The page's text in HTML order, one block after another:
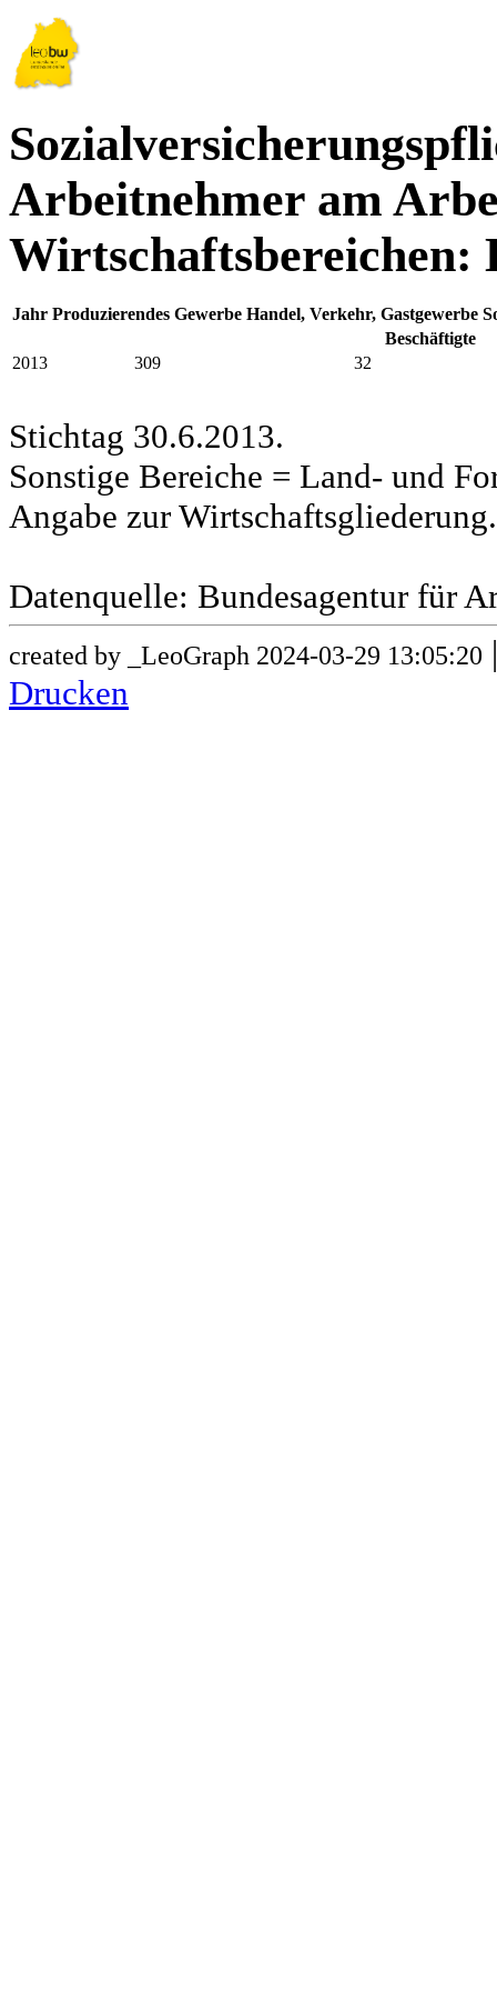
Arbeitnehmer am
Jahr Produzierendes Gewerbe Handel, Verkehr, Gastgewerbe
Beschäftigte
2013
309 32
Stichtag 30.6.2013.
Sonstige Bereiche = Land- und
Angabe zur Wirtschaftsgliederung.
Datenquelle: Bundesagentur für
created by _LeoGraph 2024-03-29 13:05:20
Drucken